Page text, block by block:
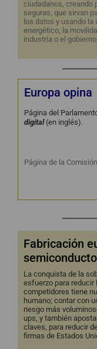
ciudadanos, creando
seguras, que sirvan
los datos y usando
energético, la
industria o el
Europa opina
Página del
digital (en inglés).
Página de la
Fabricación
La conquista de la
esfuerzo para
competidores tiene
humano; contar con
riesgo más
ups, y también
claves, para reducir
firmas de Estados